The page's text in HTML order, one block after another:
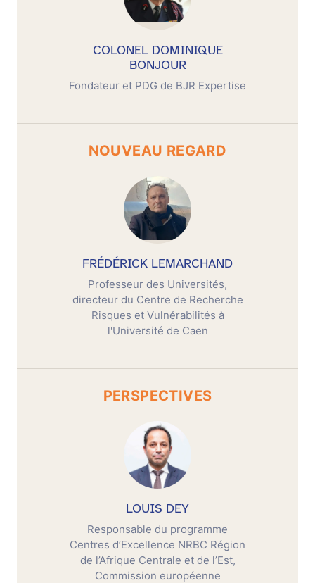
COLONEL DOMINIQUE
BONJOUR
Fondateur et PDG de BJR Expertise
NOUVEAU REGARD
FRÉDÉRICK LEMARCHAND
Professeur des Universités,
directeur du Centre de Recherche
Risques et Vulnérabilités à
l'Université de Caen
PERSPECTIVES
LOUIS DEY
Responsable du programme
Centres d’Excellence NRBC Région
de l’Afrique Centrale et de l’Est,
Commission européenne